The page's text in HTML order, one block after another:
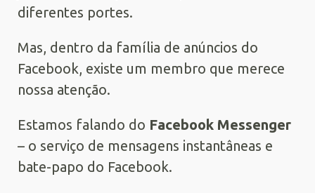
diferentes portes.
Mas, dentro da família de anúncios do
Facebook, existe um membro que merece
nossa atenção.
Estamos falando do Facebook Messenger
– o serviço de mensagens instantâneas e
bate-papo do Facebook.